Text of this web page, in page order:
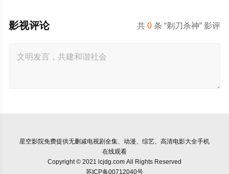
共0 条 “剃刀杀神” 影评
影视评论
星空影院免费提供无删减电视剧全集、动漫、综艺、高清电影大全手机
在线观看
Copyright © 2021 lcjdg.com All Rights Reserved
苏ICP备00712040号